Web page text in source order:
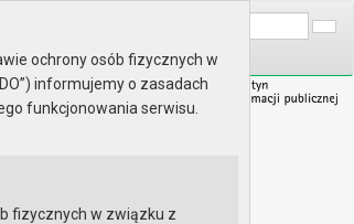
ochrony osób fizycznych w
informujemy o zasadach
funkcjonowania serwisu.
fizycznych w związku z